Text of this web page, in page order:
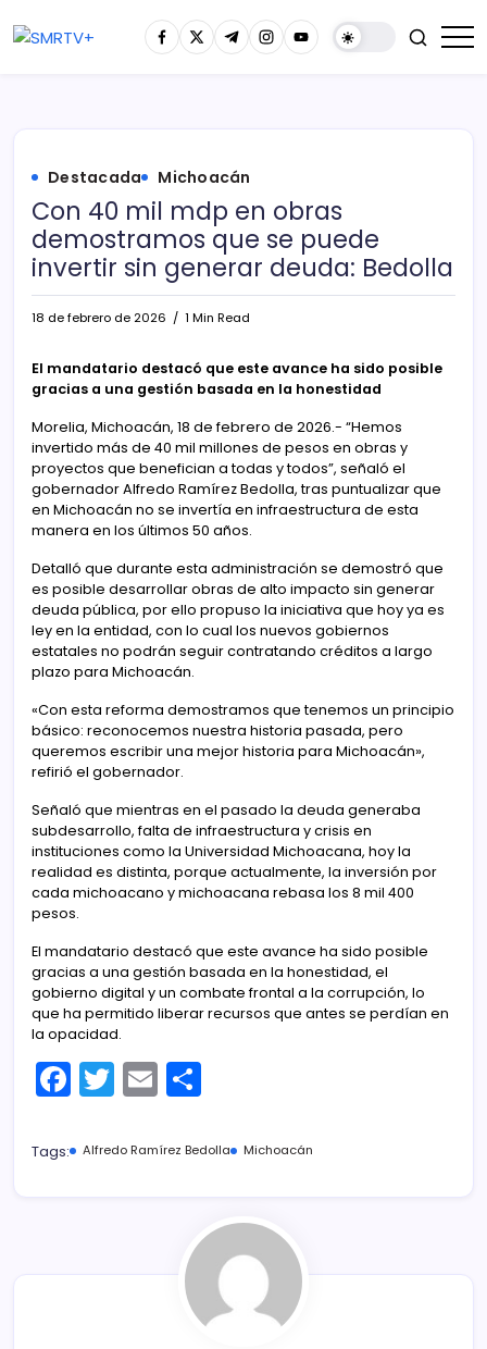
Destacada Michoacán
Con 40 mil mdp en obras
demostramos que se puede
invertir sin generar deuda: Bedolla
18 de febrero de 2026 1 Min Read
El mandatario destacó que este avance ha sido posible
gracias a una gestión basada en la honestidad
Morelia, Michoacán, 18 de febrero de 2026.- “Hemos
invertido más de 40 mil millones de pesos en obras y
proyectos que benefician a todas y todos”, señaló el
gobernador Alfredo Ramírez Bedolla, tras puntualizar que
en Michoacán no se invertía en infraestructura de esta
manera en los últimos 50 años.
Detalló que durante esta administración se demostró que
es posible desarrollar obras de alto impacto sin generar
deuda pública, por ello propuso la iniciativa que hoy ya es
ley en la entidad, con lo cual los nuevos gobiernos
estatales no podrán seguir contratando créditos a largo
plazo para Michoacán.
«Con esta reforma demostramos que tenemos un principio
básico: reconocemos nuestra historia pasada, pero
queremos escribir una mejor historia para Michoacán»,
refirió el gobernador.
Señaló que mientras en el pasado la deuda generaba
subdesarrollo, falta de infraestructura y crisis en
instituciones como la Universidad Michoacana, hoy la
realidad es distinta, porque actualmente, la inversión por
cada michoacano y michoacana rebasa los 8 mil 400
pesos.
El mandatario destacó que este avance ha sido posible
gracias a una gestión basada en la honestidad, el
gobierno digital y un combate frontal a la corrupción, lo
que ha permitido liberar recursos que antes se perdían en
la opacidad.
F
a
c
T
w
itt
E
m
ai m
ar
tir
Tags: Alfredo Ramírez Bedolla Michoacán